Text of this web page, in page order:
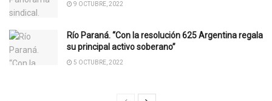
9 OCTUBRE, 2022
Río Paraná. “Con la resolución 625 Argentina regala
su principal activo soberano”
5 OCTUBRE, 2022